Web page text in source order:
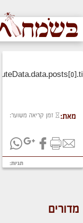
מאת: זמן קריאה משוער:
תגיות:
מדורים